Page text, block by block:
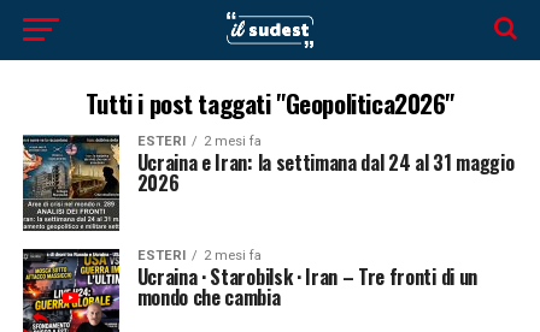
Tutti i post taggati "Geopolitica2026"
ESTERI 2 mesi fa
Ucraina e Iran: la settimana dal 24 al 31 maggio
2026
ESTERI 2 mesi fa
Ucraina · Starobilsk · Iran – Tre fronti di un
mondo che cambia